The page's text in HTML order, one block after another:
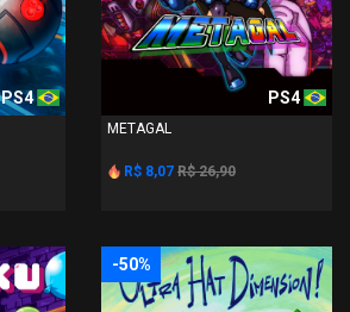
PS4 PS4
METAGAL
R$ 8,07 R$ 26,90
-50%